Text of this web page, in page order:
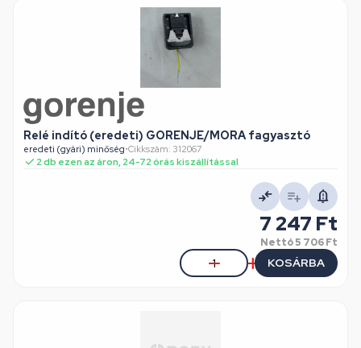
Relé indító (eredeti) GORENJE/MORA fagyasztó
eredeti (gyári) minőség•Cikkszám: 312067
2 db ezen az áron, 24-72 órás kiszállítással
7 247 Ft
Nettó5 706 Ft
KOSÁRBA